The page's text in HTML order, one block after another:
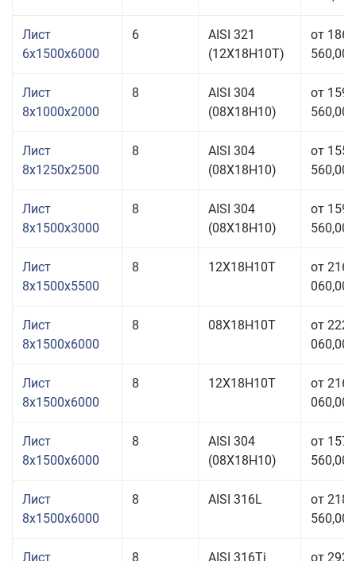
Лист
6x1500x6000
6
AISI 321
(12Х18Н10Т)
от 186
560,00
Лист
8x1000x2000
8
AISI 304
(08Х18Н10)
от 159
560,00
Лист
8x1250x2500
8
AISI 304
(08Х18Н10)
от 155
560,00
Лист
8x1500x3000
8
AISI 304
(08Х18Н10)
от 159
560,00
Лист
8x1500x5500
8 12Х18Н10Т
от 216
060,00
Лист
8x1500x6000
8 08Х18Н10Т
от 222
060,00
Лист
8x1500x6000
8 12Х18Н10Т
от 216
060,00
Лист
8x1500x6000
8
AISI 304
(08Х18Н10)
от 157
560,00
Лист
8x1500x6000
8 AISI 316L
от 218
560,00
Лист 8 AISI 316Ti от 292